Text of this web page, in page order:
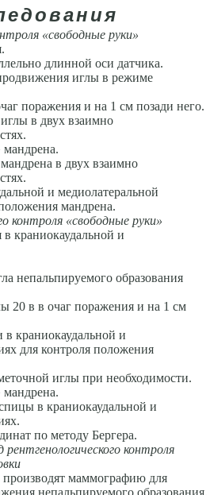
«свободные руки»
длинной оси датчика.
иглы в режиме
поражения и на 1 см позади него.
в двух взаимно
в двух взаимно
и медиолатеральной
мандрена.
контроля «свободные руки»
в краниокаудальной и
непальпируемого образования
20 в в очаг поражения и на 1 см
краниокаудальной и
для контроля положения
иглы при необходимости.
в краниокаудальной и
по методу Бергера.
контроля
маммографию для
непальпируемого образования.